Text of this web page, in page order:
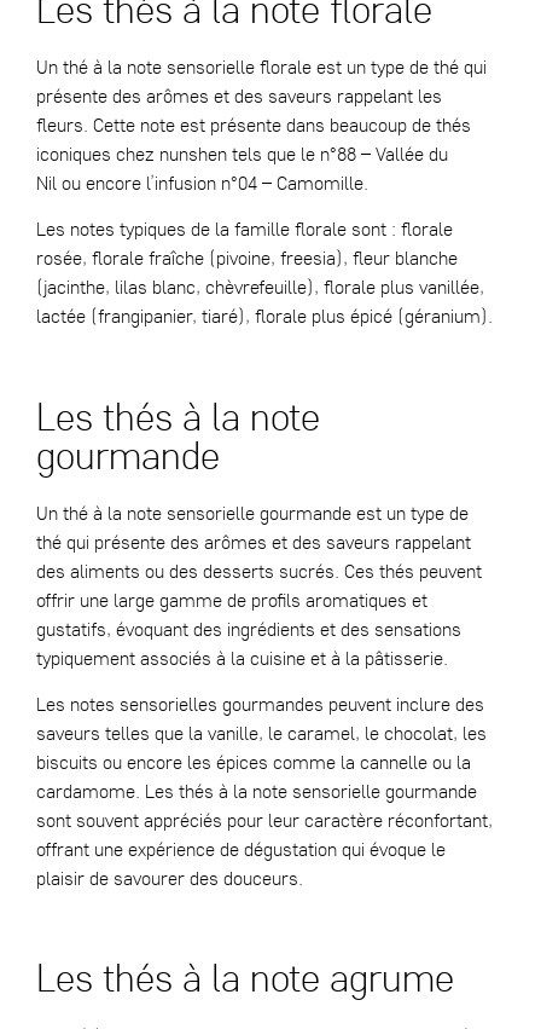
Un thé à la note sensorielle florale est un type de thé qui
présente des arômes et des saveurs rappelant les
fleurs. Cette note est présente dans beaucoup de thés
iconiques chez nunshen tels que le n°88 – Vallée du
Nil ou encore l’infusion n°04 – Camomille
Les notes typiques de la famille florale sont : florale
rosée, florale fraîche (pivoine, freesia), fleur blanche
(jacinthe, lilas blanc, chèvrefeuille), florale plus vanillée,
lactée (frangipanier, tiaré), florale plus épicé (géranium).
Les thés à la note
gourmande
Un thé à la note sensorielle gourmande est un type de
thé qui présente des arômes et des saveurs rappelant
des aliments ou des desserts sucrés. Ces thés peuvent
offrir une large gamme de profils aromatiques et
gustatifs, évoquant des ingrédients et des sensations
typiquement associés à la cuisine et à la pâtisserie.
Les notes sensorielles gourmandes peuvent inclure des
saveurs telles que la vanille, le caramel, le chocolat, les
biscuits ou encore les épices comme la cannelle ou la
cardamome. Les thés à la note sensorielle gourmande
sont souvent appréciés pour leur caractère réconfortant,
offrant une expérience de dégustation qui évoque le
plaisir de savourer des douceurs.
Les thés à la note agrume